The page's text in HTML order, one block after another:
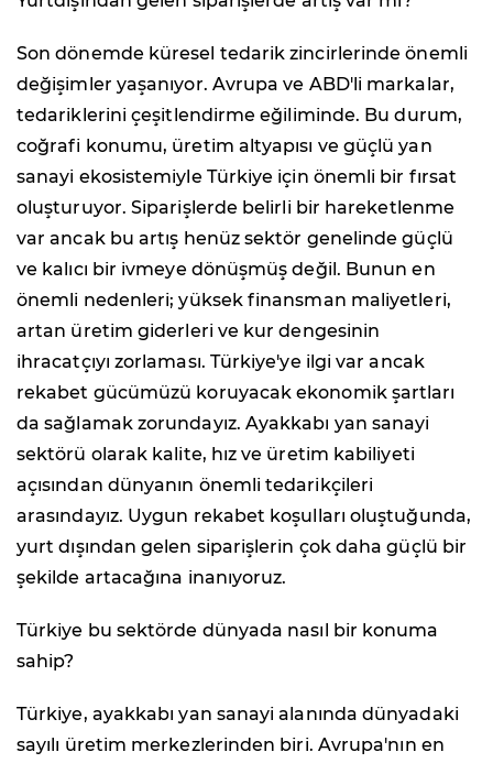
Son dönemde küresel tedarik zincirlerinde önemli
değişimler yaşanıyor. Avrupa ve ABD'li markalar,
tedariklerini çeşitlendirme eğiliminde. Bu durum,
coğrafi konumu, üretim altyapısı ve güçlü yan
sanayi ekosistemiyle Türkiye için önemli bir fırsat
oluşturuyor. Siparişlerde belirli bir hareketlenme
var ancak bu artış henüz sektör genelinde güçlü
ve kalıcı bir ivmeye dönüşmüş değil. Bunun en
önemli nedenleri; yüksek finansman maliyetleri,
artan üretim giderleri ve kur dengesinin
ihracatçıyı zorlaması. Türkiye'ye ilgi var ancak
rekabet gücümüzü koruyacak ekonomik şartları
da sağlamak zorundayız. Ayakkabı yan sanayi
sektörü olarak kalite, hız ve üretim kabiliyeti
açısından dünyanın önemli tedarikçileri
arasındayız. Uygun rekabet koşulları oluştuğunda,
yurt dışından gelen siparişlerin çok daha güçlü bir
şekilde artacağına inanıyoruz.
Türkiye bu sektörde dünyada nasıl bir konuma
sahip?
Türkiye, ayakkabı yan sanayi alanında dünyadaki
sayılı üretim merkezlerinden biri. Avrupa'nın en